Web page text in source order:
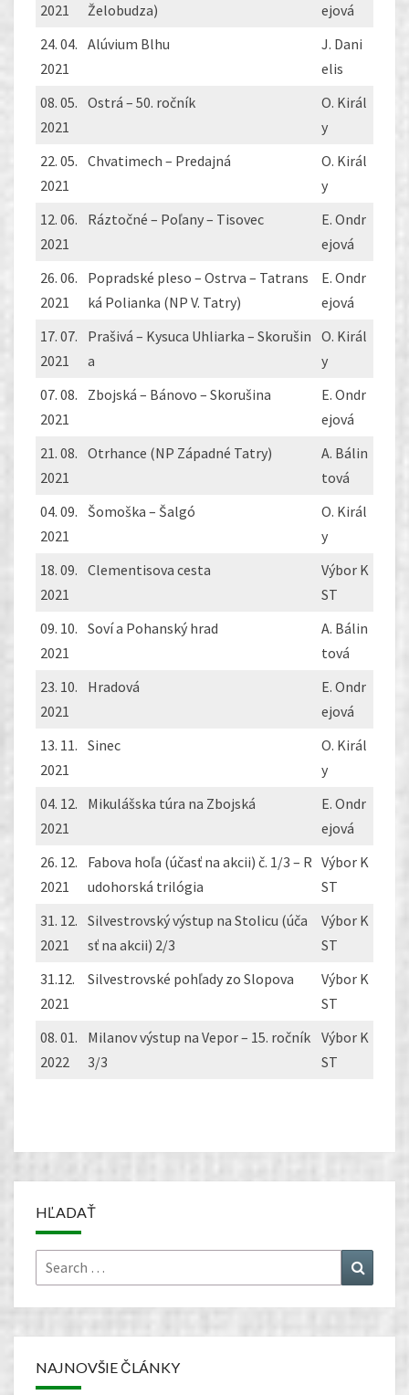
2021
Želobudza)
ejová
24. 04.
2021
Alúvium Blhu
J. Dani
elis
08. 05.
2021
Ostrá – 50. ročník
O. Királ
y
22. 05.
2021
Chvatimech – Predajná
O. Királ
y
12. 06.
2021
Ráztočné – Poľany – Tisovec
E. Ondr
ejová
26. 06.
2021
Popradské pleso – Ostrva – Tatrans
ká Polianka (NP V. Tatry)
E. Ondr
ejová
17. 07.
2021
Prašivá – Kysuca Uhliarka – Skorušin
a
O. Királ
y
07. 08.
2021
Zbojská – Bánovo – Skorušina
E. Ondr
ejová
21. 08.
2021
Otrhance (NP Západné Tatry)
A. Bálin
tová
04. 09.
2021
Šomoška – Šalgó
O. Királ
y
18. 09.
2021
Clementisova cesta
Výbor K
ST
09. 10.
2021
Soví a Pohanský hrad
A. Bálin
tová
23. 10.
2021
Hradová
E. Ondr
ejová
13. 11.
2021
Sinec
O. Királ
y
04. 12.
2021
Mikulášska túra na Zbojská
E. Ondr
ejová
26. 12.
2021
Fabova hoľa (účasť na akcii) č. 1/3 – R
udohorská trilógia
Výbor K
ST
31. 12.
2021
Silvestrovský výstup na Stolicu (úča
sť na akcii) 2/3
Výbor K
ST
31.12.
2021
Silvestrovské pohľady zo Slopova
Výbor K
ST
08. 01.
2022
Milanov výstup na Vepor – 15. ročník
3/3
Výbor K
ST
HĽADAŤ
Search
for:
NAJNOVŠIE ČLÁNKY